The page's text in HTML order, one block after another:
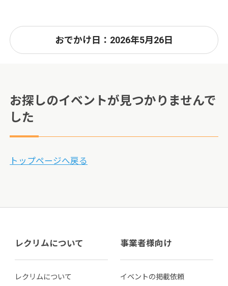
おでかけ日：2026年5月26日
お探しのイベントが見つかりませんで
した
トップページへ戻る
レクリムについて
レクリムについて
事業者様向け
イベントの掲載依頼